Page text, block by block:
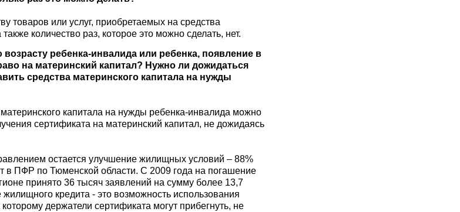
товаров или услуг, приобретаемых на средства
количество раз, которое это можно сделать, нет.
возрасту ребенка-инвалида или ребенка, появление в
на материнский капитал? Нужно ли дожидаться
средства материнского капитала на нужды
капитала на нужды ребенка-инвалида можно
сертификата на материнский капитал, не дожидаясь
остается улучшение жилищных условий – 88%
в ПФР по Тюменской области. С 2009 года на погашение
принято 36 тысяч заявлений на сумму более 13,7
кредита - это возможность использования
которому держатели сертификата могут прибегнуть, не